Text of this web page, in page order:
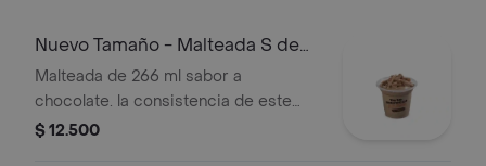
Nuevo Tamaño - Malteada S de
Chocolate
Malteada de 266 ml sabor a
chocolate. la consistencia de este
producto puede variar debido al
$ 12.500